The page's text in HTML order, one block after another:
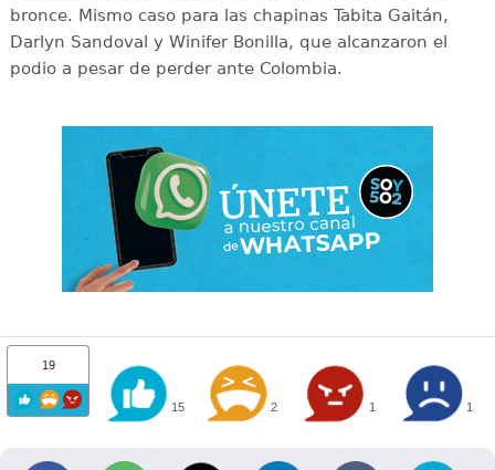
bronce. Mismo caso para las chapinas Tabita Gaitán,
Darlyn Sandoval y Winifer Bonilla, que alcanzaron el
podio a pesar de perder ante Colombia.
19
15 2 1 1